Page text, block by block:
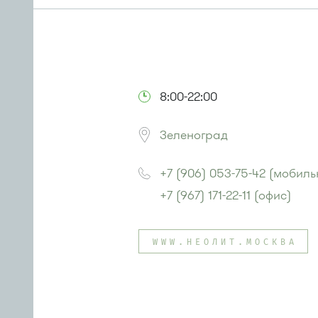
8:00-22:00
Зеленоград
+7 (906) 053-75-42
+7 (967) 171-22-11 (офис)
WWW.НЕОЛИТ.МОСКВА